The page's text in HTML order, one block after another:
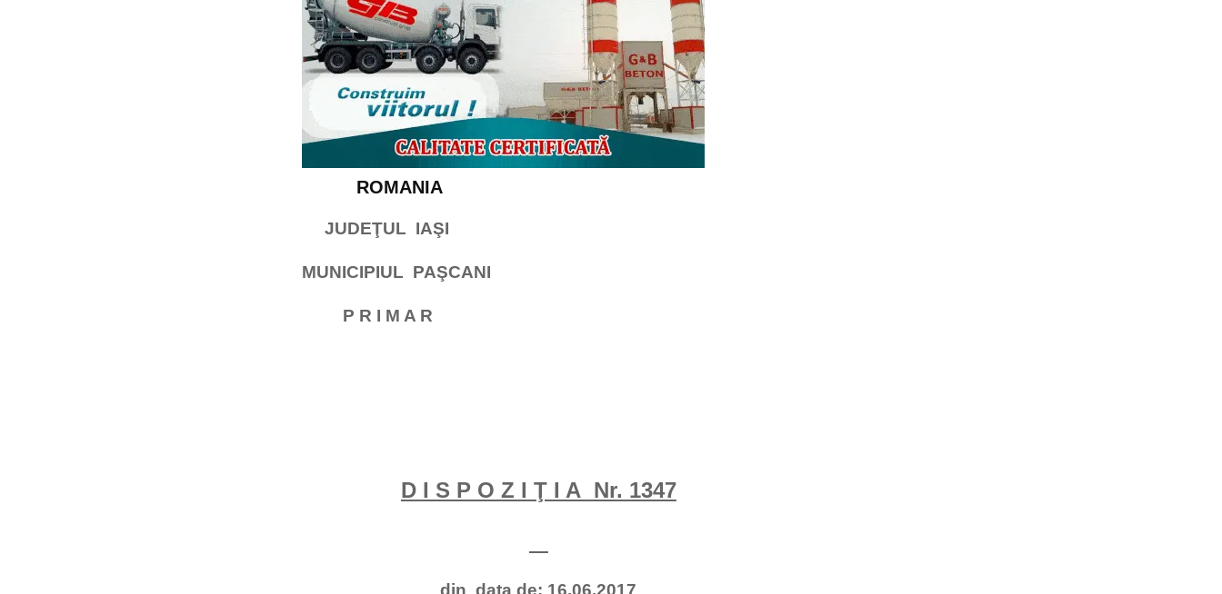
ROMANIA
JUDEŢUL IAŞI
MUNICIPIUL PAŞCANI
P R I M A R
D I S P O Z I Ţ I A Nr. 1347
din data de: 16.06.2017